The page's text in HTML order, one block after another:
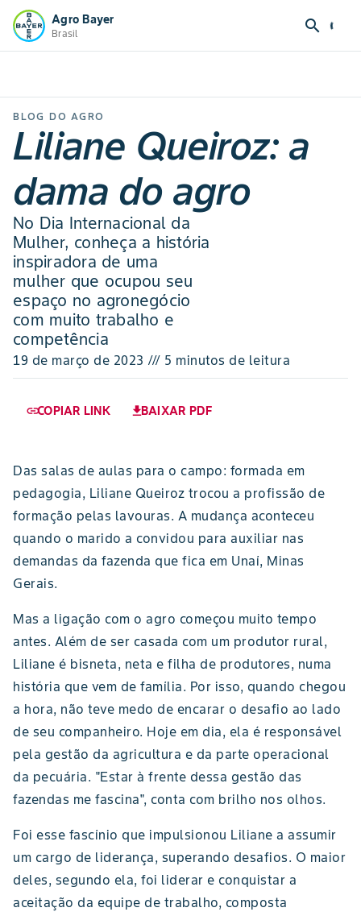
Agro Bayer
Brasil search
BLOG DO AGRO
Liliane Queiroz: a
dama do agro
No Dia Internacional da
Mulher, conheça a história
inspiradora de uma
mulher que ocupou seu
espaço no agronegócio
com muito trabalho e
competência
19 de março de 2023 /// 5 minutos de leitura
COPIAR LINK
link BAIXAR PDF
download
Das salas de aulas para o campo: formada em
pedagogia, Liliane Queiroz trocou a profissão de
formação pelas lavouras. A mudança aconteceu
quando o marido a convidou para auxiliar nas
demandas da fazenda que fica em Unaí, Minas
Gerais.
Mas a ligação com o agro começou muito tempo
antes. Além de ser casada com um produtor rural,
Liliane é bisneta, neta e filha de produtores, numa
história que vem de família. Por isso, quando chegou
a hora, não teve medo de encarar o desafio ao lado
de seu companheiro. Hoje em dia, ela é responsável
pela gestão da agricultura e da parte operacional
da pecuária. "Estar à frente dessa gestão das
fazendas me fascina", conta com brilho nos olhos.
Foi esse fascínio que impulsionou Liliane a assumir
um cargo de liderança, superando desafios. O maior
deles, segundo ela, foi liderar e conquistar a
aceitação da equipe de trabalho, composta